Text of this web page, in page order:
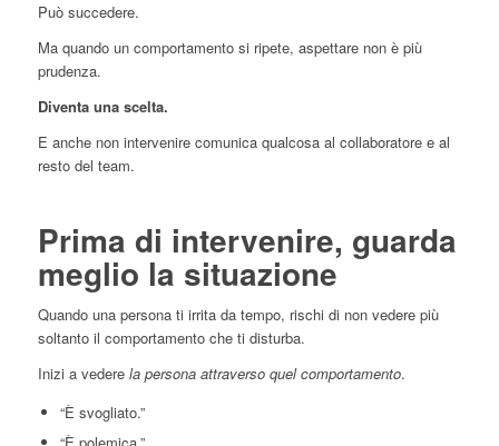
Può succedere.
Ma quando un comportamento si ripete, aspettare non è più
prudenza.
Diventa una scelta.
E anche non intervenire comunica qualcosa al collaboratore e al
resto del team.
Prima di intervenire, guarda
meglio la situazione
Quando una persona ti irrita da tempo, rischi di non vedere più
soltanto il comportamento che ti disturba.
Inizi a vedere la persona attraverso quel comportamento.
“È svogliato.”